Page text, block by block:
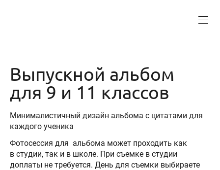
Выпускной альбом
для 9 и 11 классов
Минималистичный дизайн альбома c цитатами для
каждого ученика
Фотосессия для альбома может проходить как
в студии, так и в школе. При съемке в студии
доплаты не требуется. День для съемки выбираете